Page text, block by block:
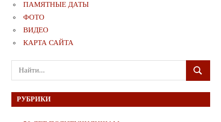
ПАМЯТНЫЕ ДАТЫ
ФОТО
ВИДЕО
КАРТА САЙТА
Поиск
для:
ПОИСК
РУБРИКИ